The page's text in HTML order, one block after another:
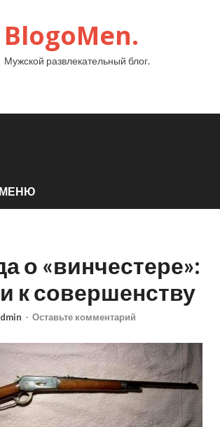
BlogoMen.
Мужской развлекательный блог.
о «винчестере»:
к совершенству
- Оставьте комментарий